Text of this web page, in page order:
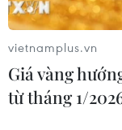
06/08/2026 08:36
vietnamplus.vn
Giá vàng
từ tháng 1/